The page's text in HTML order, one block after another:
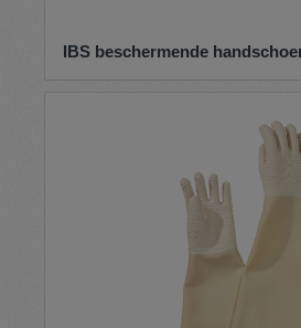
IBS beschermende